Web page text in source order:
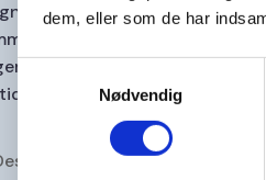
dem, eller som de har
Samtykkevalg
Nødvendig
struktur og synlighed
blev opbygget med
tydelig
med at løsningen er klar
og udvikling af ny